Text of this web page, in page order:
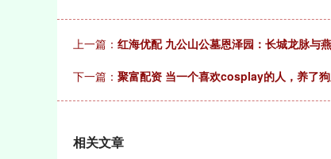
上一篇： 红海优配 九公山公墓恩泽园：长城龙脉与
下一篇： 聚富配资 当一个喜欢cosplay的人，养了
相关文章